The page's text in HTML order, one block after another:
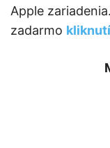
Apple
zadarmo